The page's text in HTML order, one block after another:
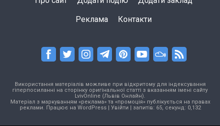
Реклама Контакти
Використання матеріалів можливе при відкритому для індексування
гіперпосиланні на сторінку оригінальної статті з вказанням імені сайту
LvivOnline (Львів Онлайн).
Матеріал з маркуванням «реклама» та «промоція» публікується на правах
реклами. Працює на WordPress| Увійти | запитів: 65, секунд: 0,132